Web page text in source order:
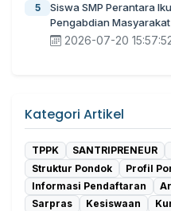
5
Siswa SMP Perantara
Pengabdian Masyarakat
2026-07-20
Kategori Artikel
TPPK SANTRIPRENEUR
Struktur Pondok
Profil
Informasi Pendaftaran
Sarpras
Kesiswaan